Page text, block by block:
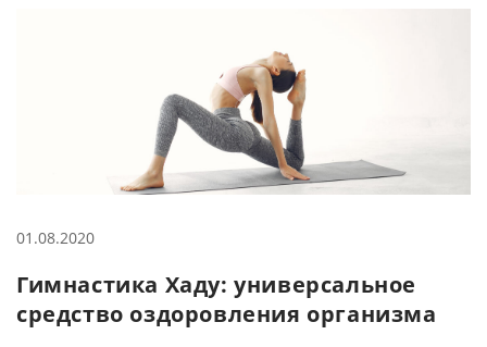
01.08.2020
Гимнастика Хаду: универсальное
средство оздоровления организма